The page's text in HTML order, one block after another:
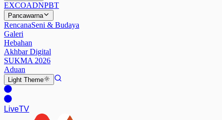
EXCOADNPBT
Pancawarna
RencanaSeni & Budaya
Galeri
Hebahan
Akhbar Digital
SUKMA 2026
Aduan
Light Theme
LiveTV